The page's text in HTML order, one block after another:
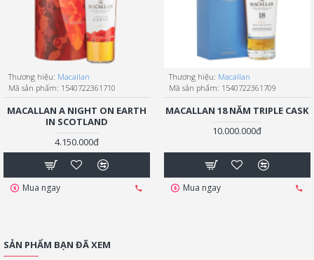
Thương hiệu: Macallan
Mã sản phẩm: 1540722361710
MACALLAN A NIGHT ON EARTH
IN SCOTLAND
4.150.000đ
Mua ngay
Thương hiệu: Macallan
Mã sản phẩm: 1540722361709
MACALLAN 18 NĂM TRIPLE CASK
10.000.000đ
Mua ngay
SẢN PHẨM BẠN ĐÃ XEM